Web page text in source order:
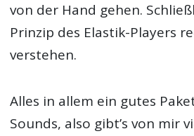
von der Hand gehen.
Prinzip des Elastik-Players
verstehen.
Alles in allem ein gutes
Sounds, also gibt’s von mir